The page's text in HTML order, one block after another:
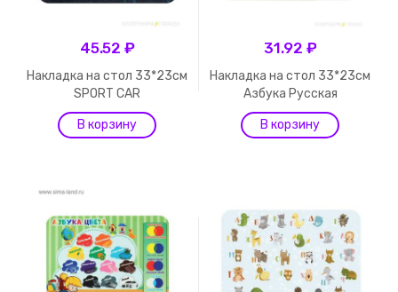
45.52 ₽
Накладка на стол 33*23см
SPORT CAR
31.92 ₽
Накладка на стол 33*23см
Азбука Русская